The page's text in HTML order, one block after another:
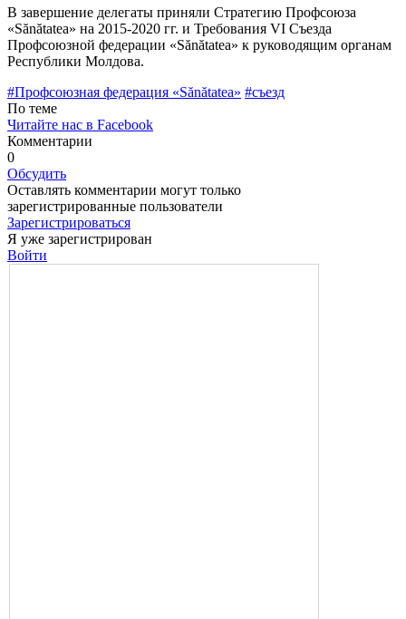
В завершение делегаты приняли Страте­гию Профсоюза
«Sănătatea» на 2015-2020 гг. и Требования VI Съезда
Профсоюзной федерации «Sănătatea» к руководящим ор­ганам
Республики Молдова.
#Профсоюзная феде­рация «Sănătatea» #съезд
По теме
Читайте нас в Facebook
Комментарии
0
Обсудить
Оставлять комментарии могут только
зарегистрированные пользователи
Зарегистрироваться
Я уже зарегистрирован
Войти